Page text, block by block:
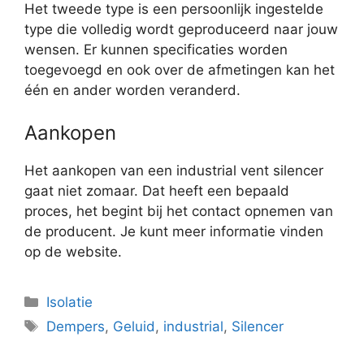
Het tweede type is een persoonlijk ingestelde
type die volledig wordt geproduceerd naar jouw
wensen. Er kunnen specificaties worden
toegevoegd en ook over de afmetingen kan het
één en ander worden veranderd.
Aankopen
Het aankopen van een industrial vent silencer
gaat niet zomaar. Dat heeft een bepaald
proces, het begint bij het contact opnemen van
de producent. Je kunt meer informatie vinden
op de website.
Categorieën
Isolatie
Tags
Dempers, Geluid , industrial, Silencer